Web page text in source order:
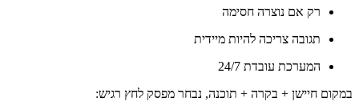
רק אם נוצרה חסימה
תגובה צריכה להיות מיידית
המערכת עובדת 24/7
במקום חיישן + בקרה + תוכנה, נבחר מפסק לחץ רגיש: